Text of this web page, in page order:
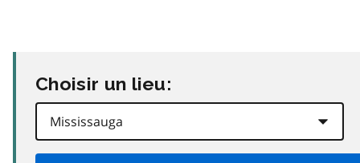
Choisir un lieu: